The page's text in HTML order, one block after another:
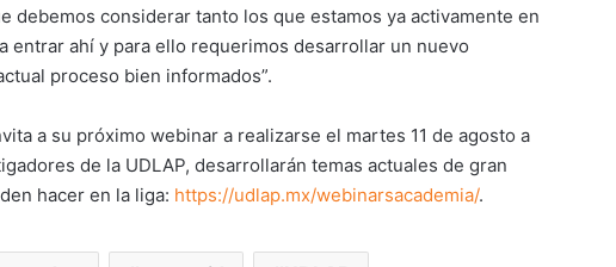
debemos considerar tanto los que estamos ya activamente en
entrar ahí y para ello requerimos desarrollar un nuevo
proceso bien informados”.
a su próximo webinar a realizarse el martes 11 de agosto a
de la UDLAP, desarrollarán temas actuales de gran
hacer en la liga: https://udlap.mx/webinarsacademia/.